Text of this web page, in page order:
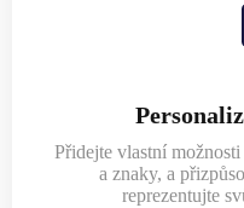
Přidejte vlastní
a znaky, a
reprezentujte